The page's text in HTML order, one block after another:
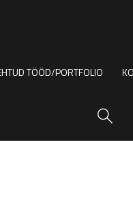
TÖÖD/PORTFOLIO